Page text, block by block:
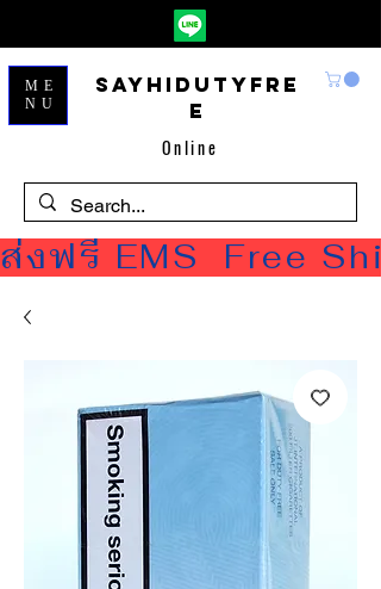
Sayhidutyfre
e
Online
ME
NU
ส่งฟรี EMS  Free